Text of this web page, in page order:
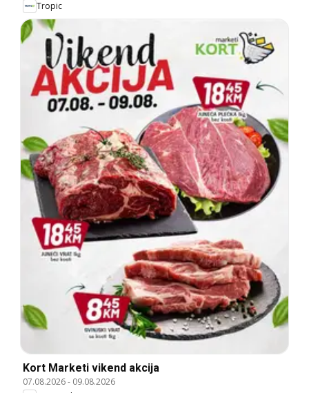
Tropic
Kort Marketi vikend akcija
07.08.2026- 09.08.2026